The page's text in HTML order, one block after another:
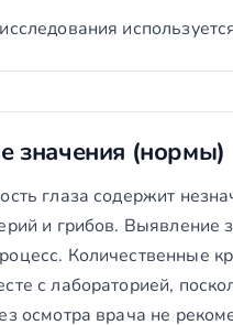
значения (нормы)
глаза содержит
и грибов. Выявление
Количественные
с лабораторией,
осмотра врача не